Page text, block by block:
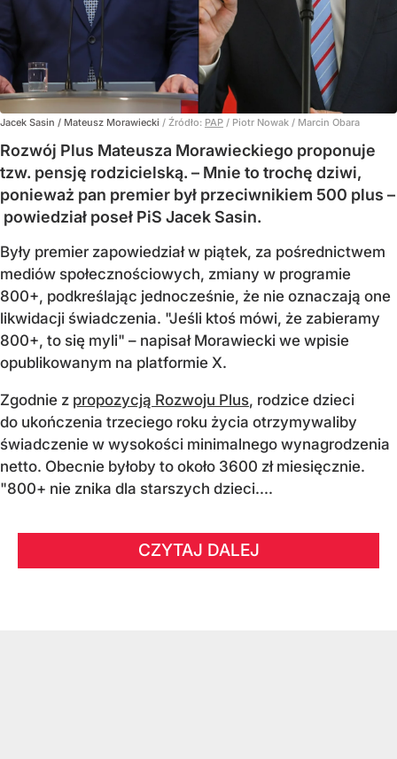
Jacek Sasin / Mateusz Morawiecki / Źródło: PAP / Piotr Nowak / Marcin Obara
Rozwój Plus Mateusza Morawieckiego proponuje
tzw. pensję rodzicielską. – Mnie to trochę dziwi,
ponieważ pan premier był przeciwnikiem 500 plus –
powiedział poseł PiS Jacek Sasin.
Były premier zapowiedział w piątek, za pośrednictwem
mediów społecznościowych, zmiany w programie
800+, podkreślając jednocześnie, że nie oznaczają one
likwidacji świadczenia. "Jeśli ktoś mówi, że zabieramy
800+, to się myli" – napisał Morawiecki we wpisie
opublikowanym na platformie X.
Zgodnie z propozycją Rozwoju Plus, rodzice dzieci
do ukończenia trzeciego roku życia otrzymywaliby
świadczenie w wysokości minimalnego wynagrodzenia
netto. Obecnie byłoby to około 3600 zł miesięcznie.
"800+ nie znika dla starszych dzieci....
CZYTAJ DALEJ